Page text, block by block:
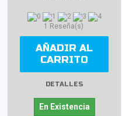
1 Reseña(s)
AÑADIR AL
CARRITO
DETALLES
En Existencia